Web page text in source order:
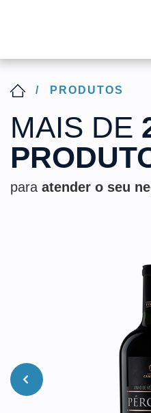
/ PRODUTOS
MAIS DE
para atender o seu